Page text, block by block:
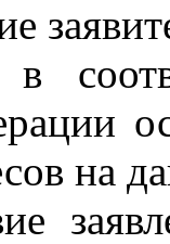
на